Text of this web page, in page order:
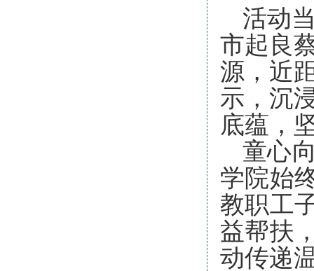
活动
市起良
源，近
示，沉
底蕴，
童心
学院始
教职工
益帮扶
动传递